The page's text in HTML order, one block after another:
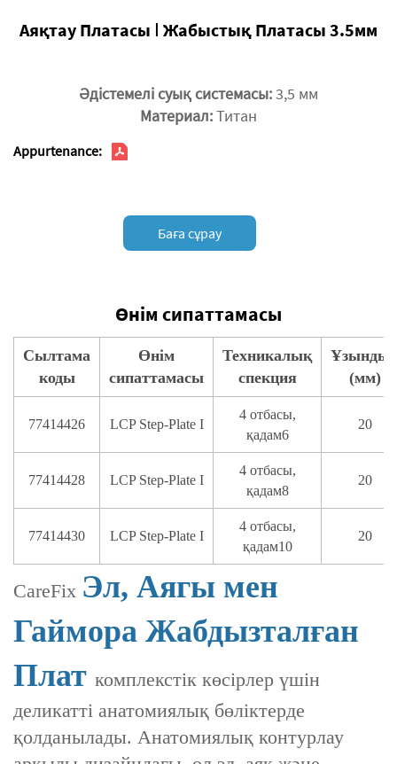
Аяқтау Платасы Ⅰ Жабыстық Платасы 3.5мм
Әдістемелі суық системасы:3,5 мм
Материал:Титан
Appurtenance:
Баға сұрау
Өнім сипаттамасы
Сылтама
коды
Өнім
сипаттамасы
Техникалық
спекция
(мм)
77414426 LCP Step-Plate I
4 отбасы,
қадам6
20
77414428 LCP Step-Plate I
4 отбасы,
қадам8
20
77414430 LCP Step-Plate I
4 отбасы,
қадам10
20
CareFix Эл, Аягы мен
Гаймора Жабдызталған
Плат комплекстік көсірлер үшін
деликатті анатомиялық бөліктерде
қолданылады. Анатомиялық контурлау